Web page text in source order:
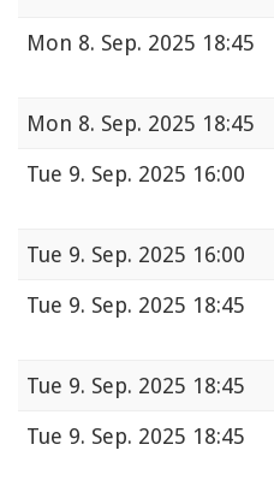
Mon 8. Sep. 2025 18:45
Mon 8. Sep. 2025 18:45
Tue 9. Sep. 2025 16:00
Tue 9. Sep. 2025 16:00
Tue 9. Sep. 2025 18:45
Tue 9. Sep. 2025 18:45
Tue 9. Sep. 2025 18:45